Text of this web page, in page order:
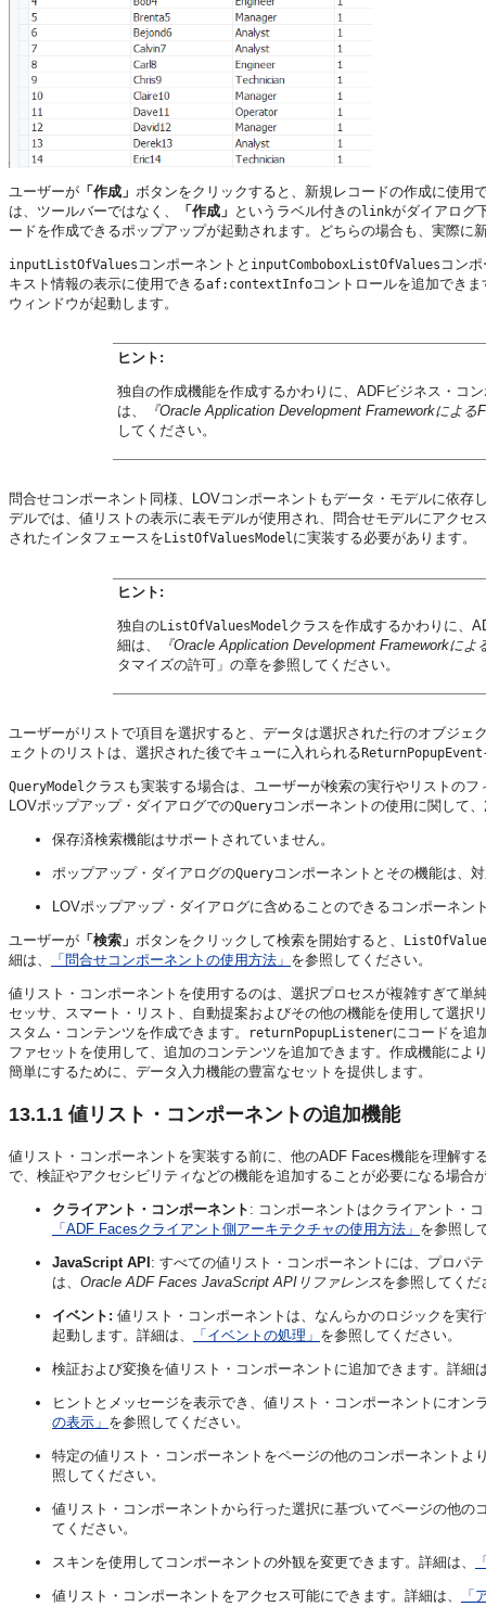
ユーザーが 「作成」 ボタンをクリックすると、新規レコードの作成に使用
は、ツールバーではなく、
「作成」 というラベル付きのlinkがダイアログ
ードを作成できるポップアップが起動されます。どちらの場合も、実際
inputListOfValues コンポーネントと inputComboboxListOfValues コン
キスト情報の表示に使用できるaf:contextInfoコントロールを追加でき
ウィンドウが起動します。
ヒント:
独自の作成機能を作成するかわりに、ADFビジネス・コ
は、
『Oracle Application Development Frameworkによ
してください。
問合せコンポーネント同様、LOVコンポーネントもデータ・モデルに依存
デルでは、値リストの表示に表モデルが使用され、問合せモデルにアク
されたインタフェースを ListOfValuesModelに実装する必要があります。
ヒント:
独自のListOfValuesModelクラスを作成するかわりに、
細は、
『Oracle Application Development Frameworkに
タマイズの許可」の章を参照してください。
ユーザーがリストで項目を選択すると、データは選択された行のオブジェ
ェクトのリストは、選択された後でキューに入れられる ReturnPopupEvent
QueryModelクラスも実装する場合は、ユーザーが検索の実行やリストのフ
LOVポップアップ・ダイアログでのQueryコンポーネントの使用に関して
保存済検索機能はサポートされていません。
ポップアップ・ダイアログのQueryコンポーネントとその機能は、
LOVポップアップ・ダイアログに含めることのできるコンポーネン
ユーザーが 「検索」 ボタンをクリックして検索を開始すると、
細は、 「問合せコンポーネントの使用方法」 を参照してください。
値リスト・コンポーネントを使用するのは、選択プロセスが複雑すぎて
セッサ、スマート・リスト、自動提案およびその他の機能を使用して選
スタム・コンテンツを作成できます。
returnPopupListenerにコードを追
ファセットを使用して、追加のコンテンツを追加できます。作成機能に
簡単にするために、データ入力機能の豊富なセットを提供します。
13.1.1 値リスト・コンポーネントの追加機能
値リスト・コンポーネントを実装する前に、他のADF Faces機能を理解
で、検証やアクセシビリティなどの機能を追加することが必要になる場
クライアント・コンポーネント : コンポーネントはクライアント・
「ADF Facesクライアント側アーキテクチャの使用方法」 を参照し
JavaScript API : すべての値リスト・コンポーネントには、プロパ
は、 Oracle ADF Faces JavaScript APIリファレンスを参照してくだ
イベント: 値リスト・コンポーネントは、なんらかのロジックを実
起動します。詳細は、
「イベントの処理」 を参照してください。
検証および変換を値リスト・コンポーネントに追加できます。詳細
ヒントとメッセージを表示でき、値リスト・コンポーネントにオ
の表示」 を参照してください。
特定の値リスト・コンポーネントをページの他のコンポーネント
照してください。
値リスト・コンポーネントから行った選択に基づいてページの他の
てください。
スキンを使用してコンポーネントの外観を変更できます。詳細は、
値リスト・コンポーネントをアクセス可能にできます。詳細は、 「